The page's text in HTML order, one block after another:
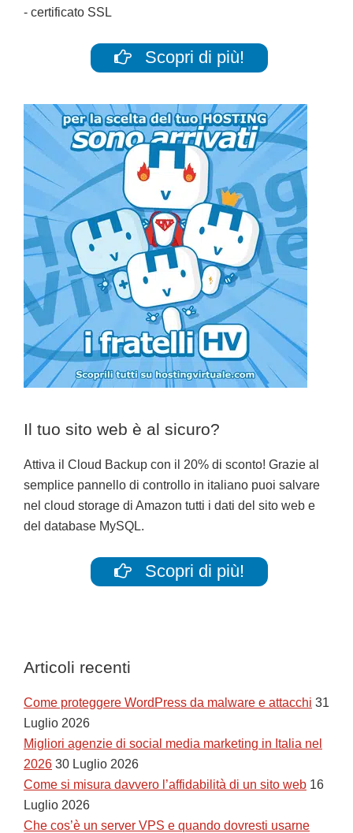
- certificato SSL
Scopri di più!
Il tuo sito web è al sicuro?
Attiva il Cloud Backup con il 20% di sconto! Grazie al
semplice pannello di controllo in italiano puoi salvare
nel cloud storage di Amazon tutti i dati del sito web e
del database MySQL.
Scopri di più!
Articoli recenti
Come proteggere WordPress da malware e attacchi 31
Luglio 2026
Migliori agenzie di social media marketing in Italia nel
2026 30 Luglio 2026
Come si misura davvero l’affidabilità di un sito web 16
Luglio 2026
Che cos’è un server VPS e quando dovresti usarne